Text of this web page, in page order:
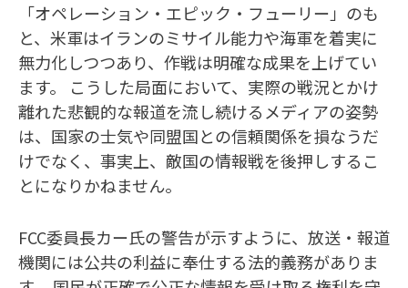
「オペレーション・エピック・フューリー」のも
と、米軍はイランのミサイル能力や海軍を着実に
無力化しつつあり、作戦は明確な成果を上げてい
ます。 こうした局面において、実際の戦況とかけ
離れた悲観的な報道を流し続けるメディアの姿勢
は、国家の士気や同盟国との信頼関係を損なうだ
けでなく、事実上、敵国の情報戦を後押しするこ
とになりかねません。
FCC委員長カー氏の警告が示すように、放送・報道
機関には公共の利益に奉仕する法的義務がありま